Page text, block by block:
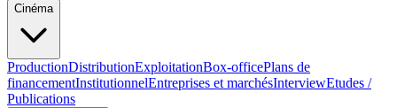
Cinéma
ProductionDistributionExploitationBox-officePlans de
financementInstitutionnelEntreprises et marchésInterviewEtudes /
Publications